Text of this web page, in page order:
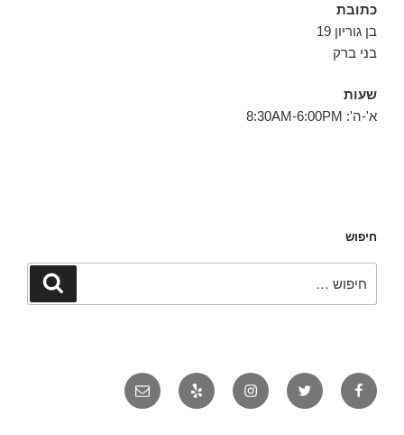
כתובת
בן גוריון 19
בני ברק
שעות
א'-ה': 8:30AM-6:00PM
חיפוש
חיפוש
פייסבוק טוויטר אינסטגרם יאלפ אימייל